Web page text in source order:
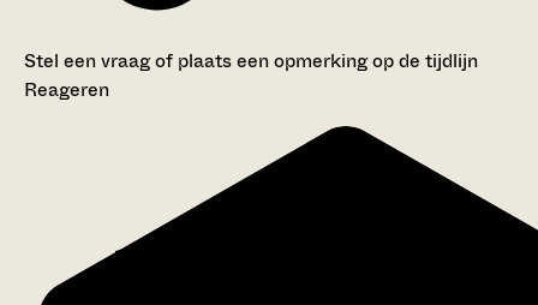
Stel een vraag of plaats een opmerking op de tijdlijn
Reageren